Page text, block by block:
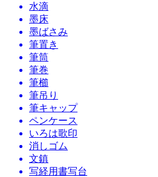
水滴
墨床
墨ばさみ
筆置き
筆筒
筆巻
筆櫛
筆吊り
筆キャップ
ペンケース
いろは歌印
消しゴム
文鎮
写経用書写台